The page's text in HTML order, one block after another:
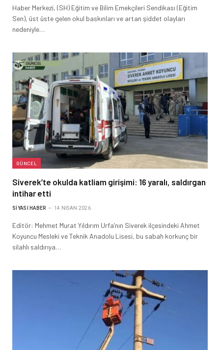
Haber Merkezi, (SH) Eğitim ve Bilim Emekçileri Sendikası (Eğitim
Sen), üst üste gelen okul baskınları ve artan şiddet olayları
nedeniyle…
GÜNCEL
Siverek’te okulda katliam girişimi: 16 yaralı, saldırgan
intihar etti
SIYASI HABER 14 NISAN 2026
Editör: Mehmet Murat Yıldırım Urfa’nın Siverek ilçesindeki Ahmet
Koyuncu Mesleki ve Teknik Anadolu Lisesi, bu sabah korkunç bir
silahlı saldırıya…